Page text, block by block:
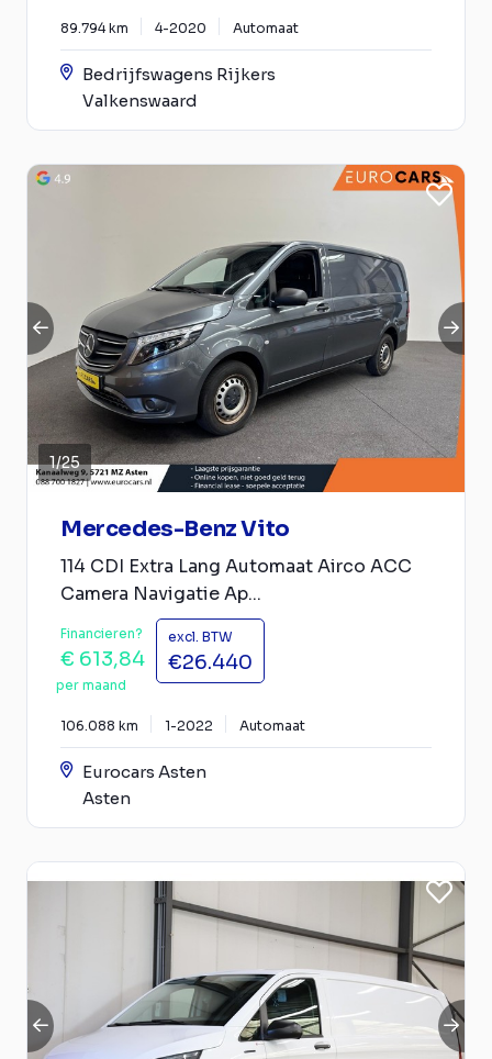
89.794 km 4-2020 Automaat
Bedrijfswagens Rijkers
Valkenswaard
1/25
Mercedes-Benz Vito
114 CDI Extra Lang Automaat Airco ACC
Camera Navigatie Ap...
Financieren?
€ 613,84
per maand
excl. BTW
€26.440
106.088 km 1-2022 Automaat
Eurocars Asten
Asten